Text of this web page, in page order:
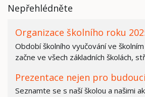
Nepřehlédněte
Organizace školního roku
Období školního vyučování ve
začne ve všech základních školách,
Prezentace nejen pro
Seznamte se s naší školou a našimi